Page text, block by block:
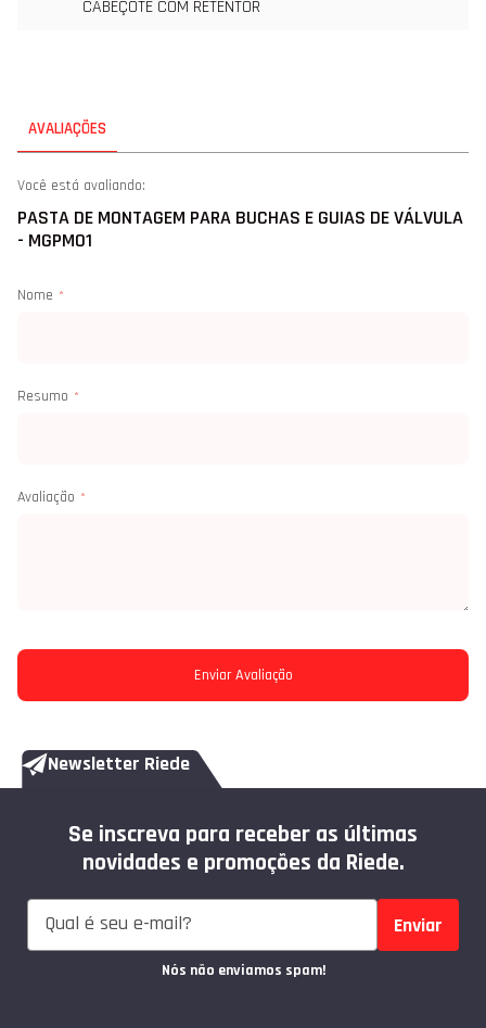
CABEÇOTE COM RETENTOR
AVALIAÇÕES
Você está avaliando:
PASTA DE MONTAGEM PARA BUCHAS E GUIAS DE VÁLVULA
- MGPM01
Nome
Resumo
Avaliação
Enviar Avaliação
Newsletter Riede
Se inscreva para receber as últimas
novidades e promoções da Riede.
Enviar
Nós não enviamos spam!